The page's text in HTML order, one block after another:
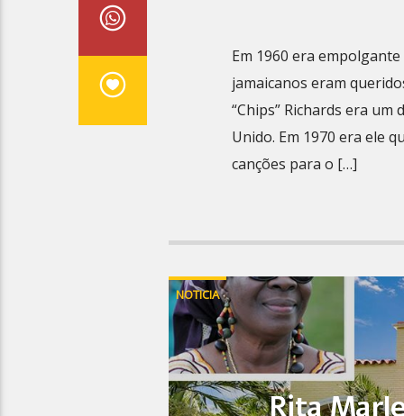
Em 1960 era
jamaicanos eram
“Chips” Richards era
Unido. Em 1970 era ele
canções para o […]
NOTICIA
Rita